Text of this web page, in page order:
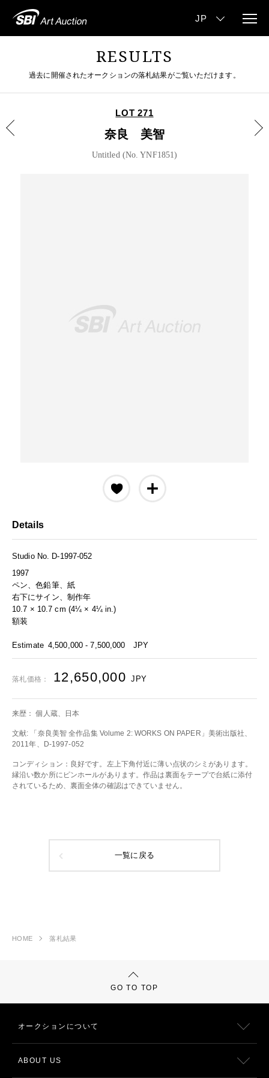
RESULTS
過去に開催されたオークションの落札結果がご覧いただけます。
LOT 271
奈良 美智
Untitled (No. YNF1851)
Details
Studio No. D-1997-052
1997
ペン、色鉛筆、紙
右下にサイン、制作年
10.7 × 10.7 cm (4¼ × 4¼ in.)
額装
Estimate 4,500,000 - 7,500,000 JPY
落札価格： 12,650,000 JPY
来歴： 個人蔵、日本
文献: 「奈良美智 全作品集 Volume 2: WORKS ON PAPER」美術出版社、
2011年、D-1997-052
コンディション：良好です。左上下角付近に薄い点状のシミがあります。
縁沿い数か所にピンホールがあります。作品は裏面をテープで台紙に添付
されているため、裏面全体の確認はできていません。
一覧に戻る
HOME 落札結果
GO TO TOP
オークションについて
ABOUT US